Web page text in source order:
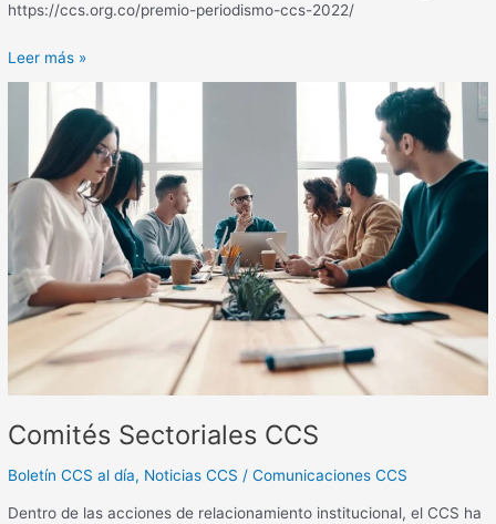
https://ccs.org.co/premio-periodismo-ccs-2022/
Leer más »
Comités Sectoriales CCS
Boletín CCS al día, Noticias CCS /Comunicaciones CCS
Dentro de las acciones de relacionamiento institucional, el CCS ha
Sectoriales